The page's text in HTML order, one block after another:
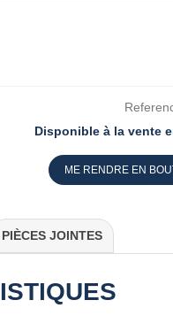
Disponible à la vente
ME RENDRE EN
PIÈCES JOINTES